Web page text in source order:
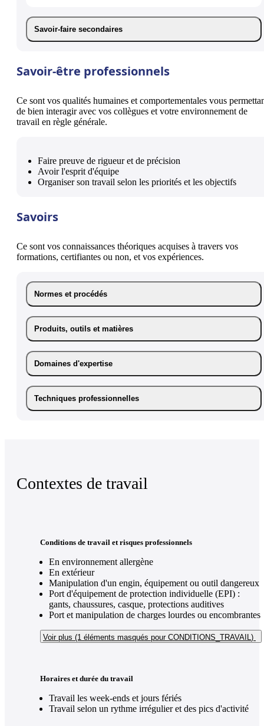
Savoir-faire secondaires
Savoir-être professionnels
Ce sont vos qualités humaines et comportementales vous
de bien interagir avec vos collègues et votre environnement de
travail en règle générale.
Faire preuve de rigueur et de précision
Avoir l'esprit d'équipe
Organiser son travail selon les priorités et les objectifs
Savoirs
Ce sont vos connaissances théoriques acquises à travers vos
formations, certifiantes ou non, et vos expériences.
Normes et procédés
Produits, outils et matières
Domaines d'expertise
Techniques professionnelles
Contextes de travail
Conditions de travail et risques professionnels
En environnement allergène
En extérieur
Manipulation d'un engin, équipement ou outil dangereux
Port d'équipement de protection individuelle (EPI) :
gants, chaussures, casque, protections auditives
Port et manipulation de charges lourdes ou encombrantes
Voir plus (1 éléments masqués pour CONDITIONS_TRAVAIL)
Horaires et durée du travail
Travail les week-ends et jours fériés
Travail selon un rythme irrégulier et des pics d'activité